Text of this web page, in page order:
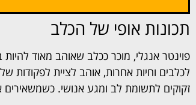
תכונות אופי של הכלב
פוינטר אנגלי, מוכר ככלב שאוהב מאוד
לכלבים וחיות אחרות, אוהב לציית לפקודות
זקוקים לתשומת לב ומגע אנושי.